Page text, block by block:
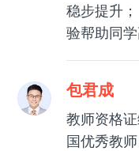
稳步提升
验帮助同学
包君成
教师资格
国优秀教